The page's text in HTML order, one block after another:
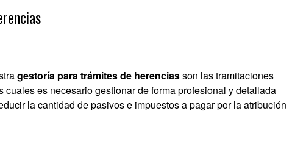
gestoría para trámites de herenciasson las tramitaciones
cuales es necesario gestionar de forma profesional y detallada
la cantidad de pasivos e impuestos a pagar por la atribución